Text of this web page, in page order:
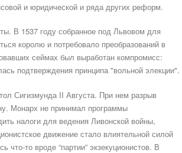
и юридической и ряда других peформ.
В 1537 году собранное под Львовом для
королю и потребовало преобразований в
сеймах был выработан компромисс:
подтверждения принципа "вольной элекции".
Сигизмунда II Августа. При нем разрыв
Монарх не принимал программы
налоги для ведения Ливонской войны,
движение стало влиятельной силой
то вроде “партии” экзекуционистов. В